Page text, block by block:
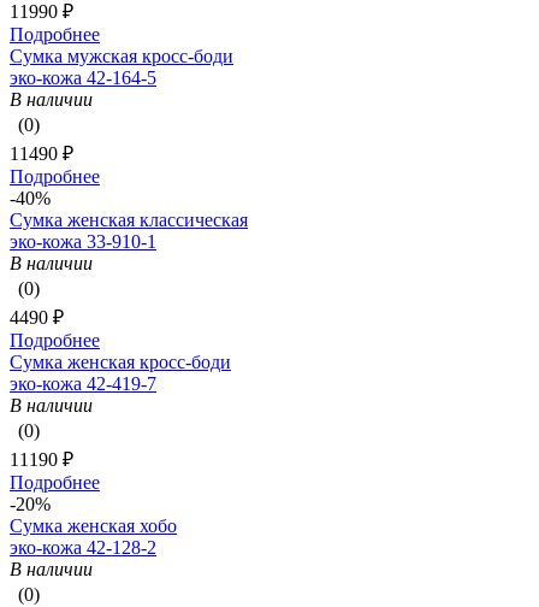
11990 ₽
Подробнее
Сумка мужская кросс-боди
эко-кожа 42-164-5
В наличии
(0)
11490 ₽
Подробнее
-40%
Сумка женская классическая
эко-кожа 33-910-1
В наличии
(0)
4490 ₽
Подробнее
Сумка женская кросс-боди
эко-кожа 42-419-7
В наличии
(0)
11190 ₽
Подробнее
-20%
Сумка женская хобо
эко-кожа 42-128-2
В наличии
(0)